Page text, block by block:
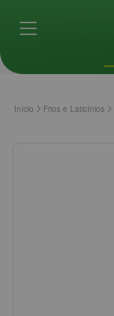
Início Frios e Laticínios